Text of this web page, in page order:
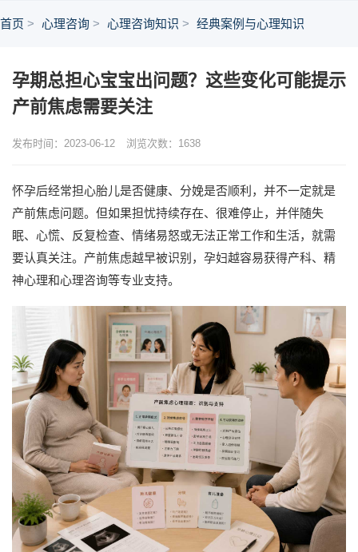
首页 心理咨询 心理咨询知识 经典案例与心理知识
孕期总担心宝宝出问题？这些变化可能提示
产前焦虑需要关注
发布时间：2023-06-12 浏览次数： 1638
怀孕后经常担心胎儿是否健康、分娩是否顺利，并不一定就是
产前焦虑问题。但如果担忧持续存在、很难停止，并伴随失
眠、心慌、反复检查、情绪易怒或无法正常工作和生活，就需
要认真关注。产前焦虑越早被识别，孕妇越容易获得产科、精
神心理和心理咨询等专业支持。